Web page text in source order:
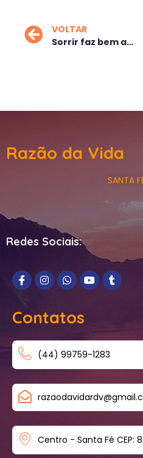
VOLTAR
Sorrir faz bem ao coração
Razão da Vida
SANTA
Redes Sociais:
Contatos
(44) 99759-1283
Centro - Santa Fé CEP: